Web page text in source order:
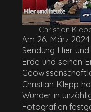
Christian
Am 26. März
Sendung Hier
Erde und seinen
Christian Klepp
Wunder in
Fotografien